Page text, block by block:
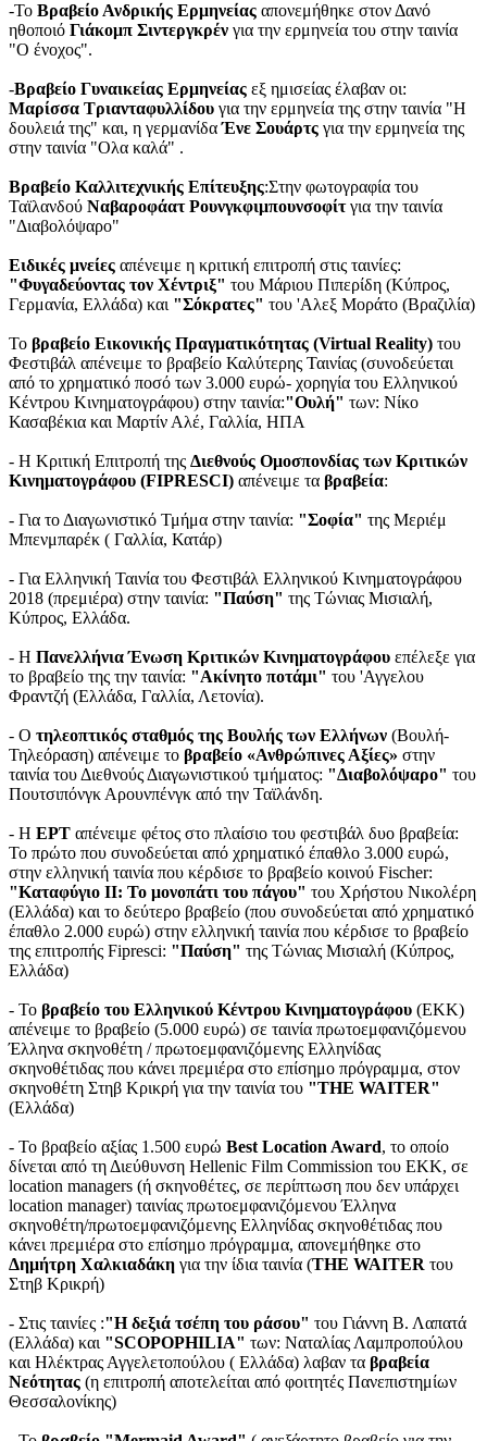
-Το Βραβείο Ανδρικής Ερμηνείας απονεμήθηκε στον Δανό
ηθοποιό Γιάκομπ Σιντεργκρέν για την ερμηνεία του στην ταινία
"Ο ένοχος".
-Βραβείο Γυναικείας Ερμηνείας εξ ημισείας έλαβαν οι:
Μαρίσσα Τριανταφυλλίδου για την ερμηνεία της στην ταινία "Η
δουλειά της" και, η γερμανίδαΈνε Σουάρτς για την ερμηνεία της
στην ταινία "Ολα καλά" .
Βραβείο Καλλιτεχνικής Επίτευξης:Στην φωτογραφία του
Ταϊλανδού Ναβαροφάατ Ρουνγκφιμπουνσοφίτγια την ταινία
"Διαβολόψαρο"
Ειδικές μνείες απένειμε η κριτική επιτροπή στις ταινίες:
"Φυγαδεύοντας τον Χέντριξ" του Μάριου Πιπερίδη (Κύπρος,
Γερμανία, Ελλάδα) και "Σόκρατες" του 'Αλεξ Μοράτο (Βραζιλία)
Το βραβείο Εικονικής Πραγματικότητας (Virtual Reality) του
Φεστιβάλ απένειμε το βραβείο Καλύτερης Ταινίας (συνοδεύεται
από το χρηματικό ποσό των 3.000 ευρώ- χορηγία του Ελληνικού
Κέντρου Κινηματογράφου) στην ταινία:"Ουλή" των: Νίκο
Κασαβέκια και Μαρτίν Αλέ, Γαλλία, ΗΠΑ
- Η Κριτική Επιτροπή της Διεθνούς Ομοσπονδίας των Κριτικών
Κινηματογράφου (FIPRESCI) απένειμε τα βραβεία:
- Για το Διαγωνιστικό Τμήμα στην ταινία: "Σοφία" της Μεριέμ
Μπενμπαρέκ ( Γαλλία, Κατάρ)
- Για Ελληνική Ταινία του Φεστιβάλ Ελληνικού Κινηματογράφου
2018 (πρεμιέρα) στην ταινία: "Παύση" της Τώνιας Μισιαλή,
Κύπρος, Ελλάδα.
- Η Πανελλήνια Ένωση Κριτικών Κινηματογράφου επέλεξε για
το βραβείο της την ταινία: "Ακίνητο ποτάμι" του 'Αγγελου
Φραντζή (Ελλάδα, Γαλλία, Λετονία).
- Ο τηλεοπτικός σταθμός της Βουλής των Ελλήνων (Βουλή-
Τηλεόραση) απένειμε το βραβείο «Ανθρώπινες Αξίες» στην
ταινία του Διεθνούς Διαγωνιστικού τμήματος: "Διαβολόψαρο" του
Πουτσιπόνγκ Αρουνπένγκ από την Ταϊλάνδη.
- Η ΕΡΤ απένειμε φέτος στο πλαίσιο του φεστιβάλ δυο βραβεία:
Το πρώτο που συνοδεύεται από χρηματικό έπαθλο 3.000 ευρώ,
στην ελληνική ταινία που κέρδισε το βραβείο κοινού Fischer:
"Καταφύγιο ΙΙ: Το μονοπάτι του πάγου" του Χρήστου Νικολέρη
(Ελλάδα) και το δεύτερο βραβείο (που συνοδεύεται από χρηματικό
έπαθλο 2.000 ευρώ) στην ελληνική ταινία που κέρδισε το βραβείο
της επιτροπής Fipresci: "Παύση" της Τώνιας Μισιαλή (Κύπρος,
Ελλάδα)
- Το βραβείο του Ελληνικού Κέντρου Κινηματογράφου (ΕΚΚ)
απένειμε το βραβείο (5.000 ευρώ) σε ταινία πρωτοεμφανιζόμενου
Έλληνα σκηνοθέτη / πρωτοεμφανιζόμενης Ελληνίδας
σκηνοθέτιδας που κάνει πρεμιέρα στο επίσημο πρόγραμμα, στον
σκηνοθέτη Στηβ Κρικρή για την ταινία του "THE WAITER"
(Ελλάδα)
- Το βραβείο αξίας 1.500 ευρώ Best Location Award, το οποίο
δίνεται από τη Διεύθυνση Hellenic Film Commission του ΕΚΚ, σε
location managers (ή σκηνοθέτες, σε περίπτωση που δεν υπάρχει
location manager) ταινίας πρωτοεμφανιζόμενου Έλληνα
σκηνοθέτη/πρωτοεμφανιζόμενης Ελληνίδας σκηνοθέτιδας που
κάνει πρεμιέρα στο επίσημο πρόγραμμα, απονεμήθηκε στο
Δημήτρη Χαλκιαδάκη για την ίδια ταινία (THE WAITER του
Στηβ Κρικρή)
- Στις ταινίες :"Η δεξιά τσέπη του ράσου" του Γιάννη Β. Λαπατά
(Ελλάδα) και "SCOPOPHILIA" των: Ναταλίας Λαμπροπούλου
και Ηλέκτρας Αγγελετοπούλου ( Ελλάδα) λαβαν τα βραβεία
Νεότητας (η επιτροπή αποτελείται από φοιτητές Πανεπιστημίων
Θεσσαλονίκης)